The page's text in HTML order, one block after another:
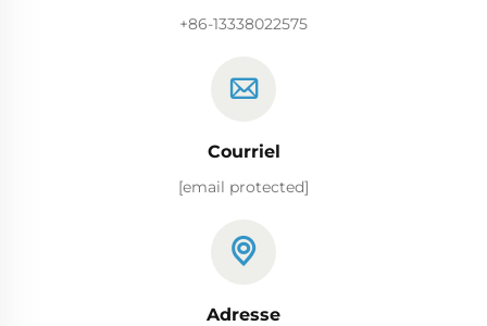
+86-13338022575
Courriel
[email protected]
Adresse